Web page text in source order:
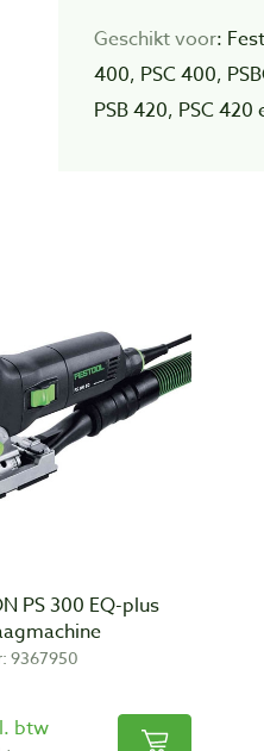
Geschikt voor:
400, PSC 400,
PSB 420, PSC 420
PS 300 EQ-plus
9367950
btw